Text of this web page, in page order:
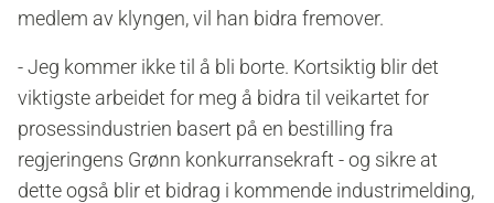
medlem av klyngen, vil han bidra fremover.
- Jeg kommer ikke til å bli borte. Kortsiktig blir det
viktigste arbeidet for meg å bidra til veikartet for
prosessindustrien basert på en bestilling fra
regjeringens Grønn konkurransekraft - og sikre at
dette også blir et bidrag i kommende industrimelding,